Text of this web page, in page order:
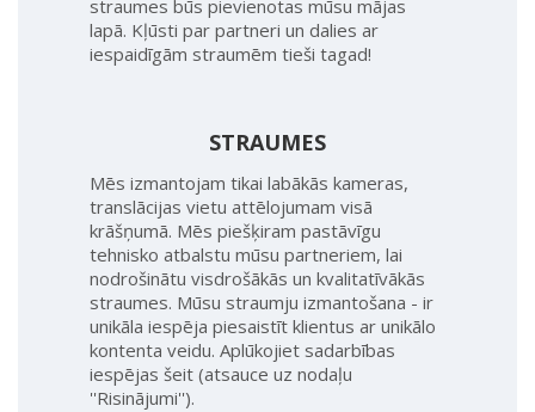
straumes būs pievienotas mūsu mājas
lapā. Kļūsti par partneri un dalies ar
iespaidīgām straumēm tieši tagad!
STRAUMES
Mēs izmantojam tikai labākās kameras,
translācijas vietu attēlojumam visā
krāšņumā. Mēs piešķiram pastāvīgu
tehnisko atbalstu mūsu partneriem, lai
nodrošinātu visdrošākās un kvalitatīvākās
straumes. Mūsu straumju izmantošana - ir
unikāla iespēja piesaistīt klientus ar unikālo
kontenta veidu. Aplūkojiet sadarbības
iespējas šeit (atsauce uz nodaļu
''Risinājumi'').